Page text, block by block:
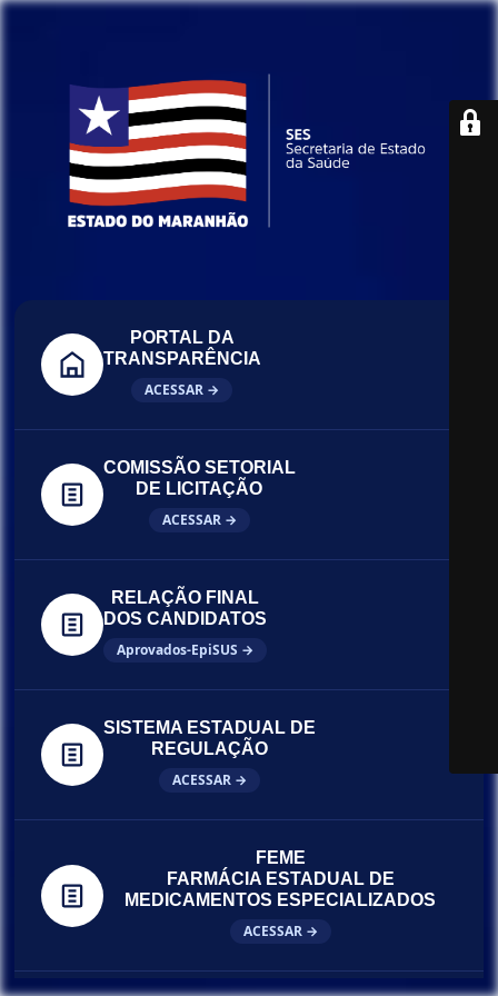
PORTAL DA
TRANSPARÊNCIA
ACESSAR →
COMISSÃO SETORIAL
DE LICITAÇÃO
ACESSAR →
RELAÇÃO FINAL
DOS CANDIDATOS
Aprovados-EpiSUS →
SISTEMA ESTADUAL DE
REGULAÇÃO
ACESSAR →
FEME
FARMÁCIA ESTADUAL DE
MEDICAMENTOS ESPECIALIZADOS
ACESSAR →